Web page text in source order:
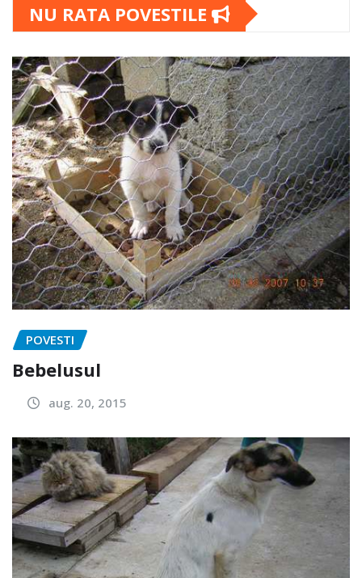
NU RATA POVESTILE
POVESTI
Bebelusul
aug. 20, 2015